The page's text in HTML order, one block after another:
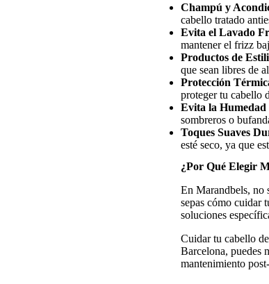
Champú y
cabello tratado
Evita el Lavado
mantener el frizz
Productos de
que sean libres de
Protección
proteger tu cabello
Evita la
sombreros o
Toques Suaves
esté seco, ya que
¿Por Qué Elegir
En Marandbels, no
sepas cómo cuidar
soluciones
Cuidar tu cabello
Barcelona, puedes
mantenimiento